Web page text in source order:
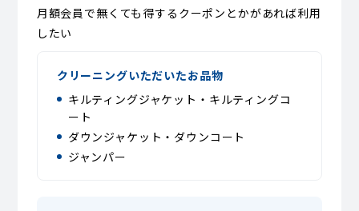
月額会員で無くても得するクーポンとかがあれば利用
したい
クリーニングいただいたお品物
キルティングジャケット・キルティングコ
ート
ダウンジャケット・ダウンコート
ジャンパー